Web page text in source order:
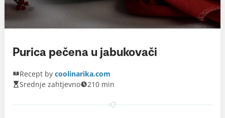
Purica pečena u jabukovači
Recept by coolinarika.com
Srednje zahtjevno
210 min